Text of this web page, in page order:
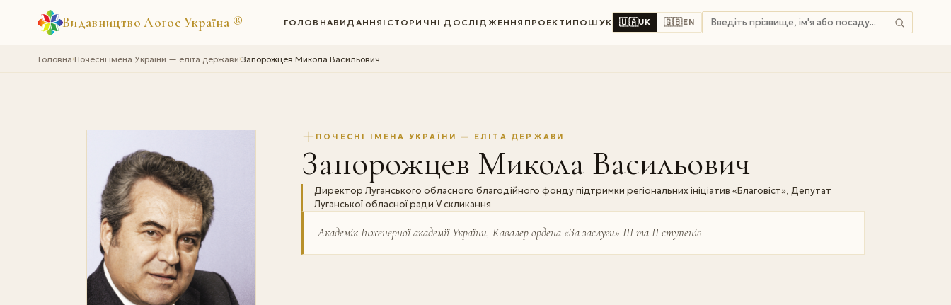
Видавництво Логос Україна ® ГОЛОВНАВИДАННЯ ІСТОРИЧНІ ДОСЛІДЖЕННЯ ПРОЕКТИ ПОШУК 🇺🇦UK 🇬🇧EN
Головна›Почесні імена України — еліта держави›Запорожцев Микола Васильович
ПОЧЕСНІ ІМЕНА УКРАЇНИ — ЕЛІТА ДЕРЖАВИ
Запорожцев Микола Васильович
Директор Луганського обласного благодійного фонду підтримки регіональних ініціатив «Благовіст», Депутат
Луганської обласної ради V скликання
Академік Інженерної академії України, Кавалер ордена «За заслуги» ІІІ та ІІ ступенів